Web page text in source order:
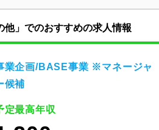
他」でのおすすめの求人情報
業企画/BASE事業 ※マネージャ
候補
定最高年収